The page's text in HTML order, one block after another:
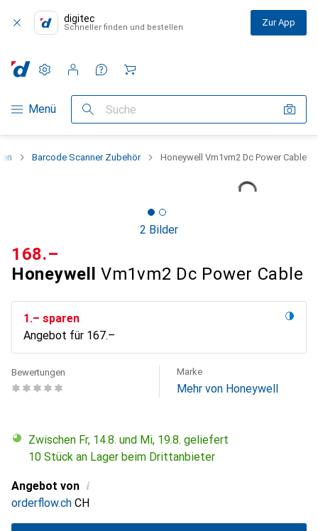
digitec
Schneller finden und bestellen Zur App
Navigation nach Kategorien
Menü Suche
Einstellungen
Kundenkonto
Vergleichslisten
Merklisten
Warenkorb
Barcode Scanner Zubehör Honeywell Vm1vm2 Dc Power Cable
2 Bilder
Honeywell Vm1vm2 Dc Power Cable
CHF
168.–
CHF
1.– sparen
Angebot für CHF
167.–
Bewertungen Marke
Mehr von Honeywell
Zwischen Fr, 14.8. und Mi, 19.8. geliefert
10 Stück an Lager beim Drittanbieter
Angebot von i
orderflow.ch CH